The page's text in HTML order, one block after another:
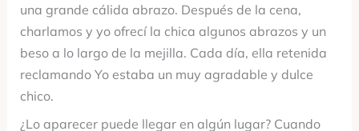
una grande cálida abrazo. Después de la cena,
charlamos y yo ofrecí la chica algunos abrazos y un
beso a lo largo de la mejilla. Cada día, ella retenida
reclamando Yo estaba un muy agradable y dulce
chico.
¿Lo aparecer puede llegar en algún lugar? Cuando